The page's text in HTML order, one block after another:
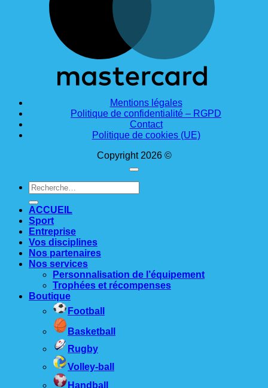
Mentions légales
Politique de confidentialité – RGPD
Contact
Politique de cookies (UE)
Copyright 2026 ©
Recherche
pour :
ACCUEIL
Sport
Entreprise
Vos disciplines
Nos partenaires
Nos services
Personnalisation de l’équipement
Trophées et récompenses
Boutique
Football
Basketball
Rugby
Volley-ball
Handball